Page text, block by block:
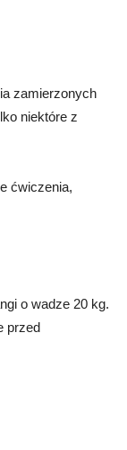
zamierzonych
niektóre z
ćwiczenia,
o wadze 20 kg.
przed